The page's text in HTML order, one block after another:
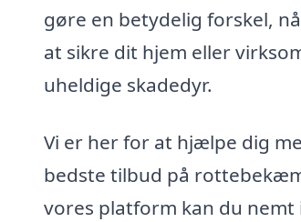
gøre en betydelig forskel,
at sikre dit hjem eller
uheldige skadedyr.
Vi er her for at hjælpe dig
bedste tilbud på
vores platform kan du